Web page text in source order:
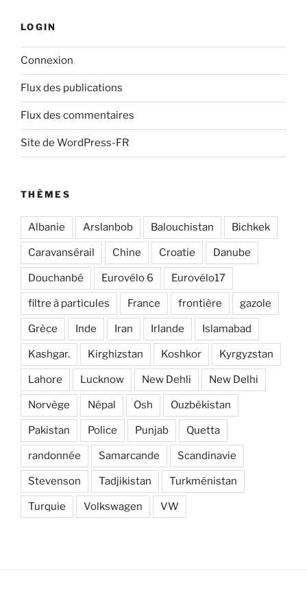
LOGIN
Connexion
Flux des publications
Flux des commentaires
Site de WordPress-FR
THÈMES
Albanie Arslanbob Balouchistan Bichkek
Caravansérail Chine Croatie Danube
Douchanbé Eurovélo 6 Eurovélo17
filtre à particules France frontière gazole
Grèce Inde Iran Irlande Islamabad
Kashgar. Kirghizstan Koshkor Kyrgyzstan
Lahore Lucknow New Dehli New Delhi
Norvège Népal Osh Ouzbékistan
Pakistan Police Punjab Quetta
randonnée Samarcande Scandinavie
Stevenson Tadjikistan Turkménistan
Turquie Volkswagen VW